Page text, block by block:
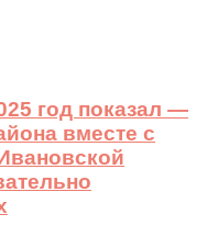
год показал —
вместе с